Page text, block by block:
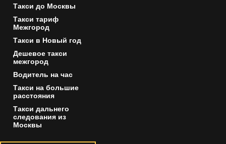
Такси до Москвы
Такси тариф
Межгород
Такси в Новый год
Дешевое такси
межгород
Водитель на час
Такси на большие
расстояния
Такси дальнего
следования из
Москвы